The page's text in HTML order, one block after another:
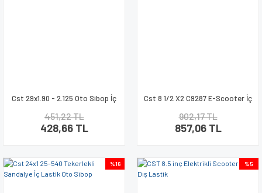
Cst 29x1.90 - 2.125 Oto Sibop İç
451,22 TL
428,66 TL
Cst 8 1/2 X2 C9287 E-Scooter İç
902,17 TL
857,06 TL
%16 %5